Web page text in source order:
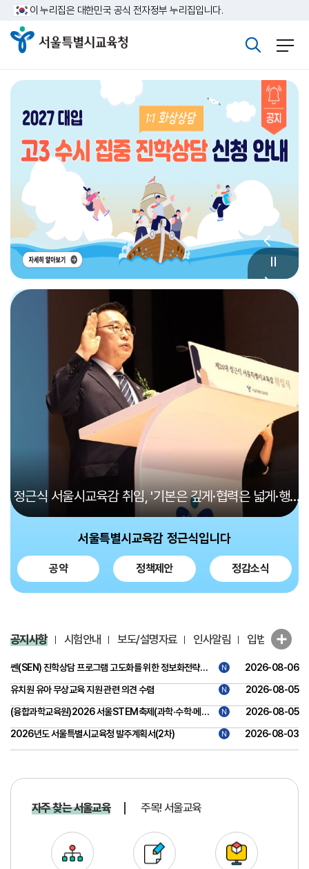
주메뉴바로가기
본문바로가기
이 누리집은 대한민국 공식 전자정부 누리집입니다.
정근식 서울시교육감 취임, '기본은 깊게·협력은 넓게·행복은 가까이' 게시글 상
정근식 서울시교육감 취임, '기본은 깊게·협력은 넓게·행복은 가까이'
서울특별시교육감 정근식입니다
공약 정책제안 정감소식
공지사항 시험안내 보도/설명자료 인사알림 입법예고
쎈(SEN) 진학상담 프로그램 고도화를 위한 정보화전략계획(ISP) 수립 감리 용역 제안서 평가위원(후보자) 모집 N
2026-08-06
유치원 유아 무상교육 지원 관련 의견 수렴
N
2026-08-05
(융합과학교육원)2026 서울STEM축제(과학·수학·메이커 축제) 위탁 용역 제안서 평가위원(후보자) 모집 공고
N
2026-08-05
2026년도 서울특별시교육청 발주계획서(2차)
N 2026-08-03
자주 찾는 서울교육 주목! 서울교육